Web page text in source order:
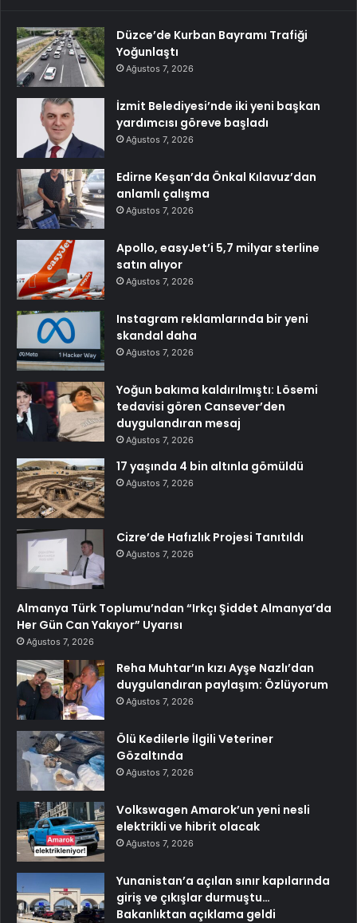
Düzce’de Kurban Bayramı Trafiği
Yoğunlaştı
Ağustos 7, 2026
İzmit Belediyesi’nde iki yeni başkan
yardımcısı göreve başladı
Ağustos 7, 2026
Edirne Keşan’da Önkal Kılavuz’dan
anlamlı çalışma
Ağustos 7, 2026
Apollo, easyJet’i 5,7 milyar sterline
satın alıyor
Ağustos 7, 2026
Instagram reklamlarında bir yeni
skandal daha
Ağustos 7, 2026
Yoğun bakıma kaldırılmıştı: Lösemi
tedavisi gören Cansever’den
duygulandıran mesaj
Ağustos 7, 2026
17 yaşında 4 bin altınla gömüldü
Ağustos 7, 2026
Cizre’de Hafızlık Projesi Tanıtıldı
Ağustos 7, 2026
Almanya Türk Toplumu’ndan “Irkçı Şiddet Almanya’da
Her Gün Can Yakıyor” Uyarısı
Ağustos 7, 2026
Reha Muhtar’ın kızı Ayşe Nazlı’dan
duygulandıran paylaşım: Özlüyorum
Ağustos 7, 2026
Ölü Kedilerle İlgili Veteriner
Gözaltında
Ağustos 7, 2026
Volkswagen Amarok’un yeni nesli
elektrikli ve hibrit olacak
Ağustos 7, 2026
Yunanistan’a açılan sınır kapılarında
giriş ve çıkışlar durmuştu…
Bakanlıktan açıklama geldi